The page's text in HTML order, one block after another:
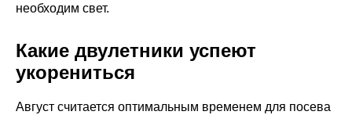
необходим свет.
Какие двулетники успеют
укорениться
Август считается оптимальным временем для посева